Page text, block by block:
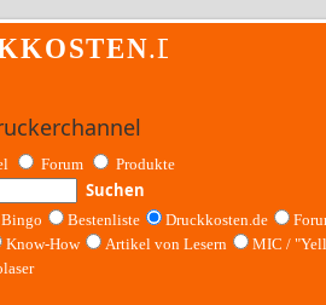
Forum Produkte
Suchen
Bingo Bestenliste Druckkosten.de
Know-How Artikel von Lesern MIC /